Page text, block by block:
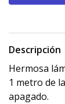
Descripción
Hermosa
1 metro de
apagado.